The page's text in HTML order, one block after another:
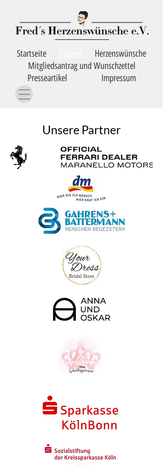
Startseite
Herzenswünsche
Mitgliedsantrag und Wunschzettel
Presseartikel
Impressum
Unsere Partner